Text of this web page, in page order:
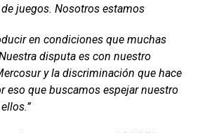
juegos. Nosotros estamos
en condiciones que muchas
disputa es con nuestro
y la discriminación que hace
eso que buscamos espejar nuestro